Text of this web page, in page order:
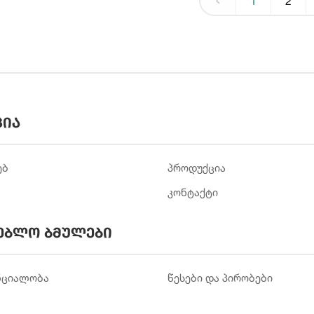
პროდუქცია
კონტაქტი
ბმულები
წესები და პირობები